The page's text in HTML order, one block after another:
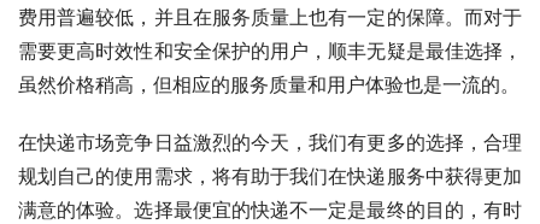
费用普遍较低，并且在服务质量上也有一定的保障。而对于
需要更高时效性和安全保护的用户，顺丰无疑是最佳选择，
虽然价格稍高，但相应的服务质量和用户体验也是一流的。
在快递市场竞争日益激烈的今天，我们有更多的选择，合理
规划自己的使用需求，将有助于我们在快递服务中获得更加
满意的体验。选择最便宜的快递不一定是最终的目的，有时